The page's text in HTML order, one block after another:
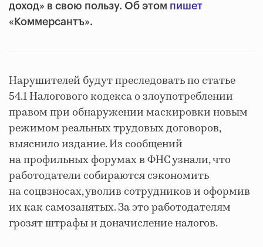
доход» в свою пользу. Об этом пишет
«Коммерсантъ».
Нарушителей будут преследовать по статье
54.1 Налогового кодекса о злоупотреблении
правом при обнаружении маскировки новым
режимом реальных трудовых договоров,
выяснило издание. Из сообщений
на профильных форумах в ФНС узнали, что
работодатели собираются сэкономить
на соцвзносах, уволив сотрудников и оформив
их как самозанятых. За это работодателям
грозят штрафы и доначисление налогов.